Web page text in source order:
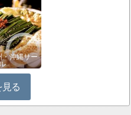
・沖縄サー
る